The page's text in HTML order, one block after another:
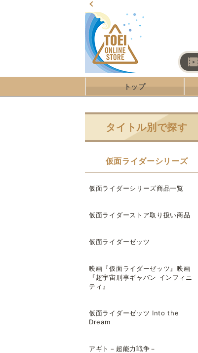
トップ
タイトル別で探す
仮面ライダーシリーズ
仮面ライダーシリーズ商品一覧
仮面ライダーストア取り扱い商品
仮面ライダーゼッツ
映画『仮面ライダーゼッツ』映画
『超宇宙刑事ギャバン インフィニ
ティ』
仮面ライダーゼッツ Into the
Dream
アギト－超能力戦争－